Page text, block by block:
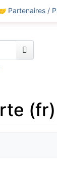
Partenaires /
(fr)